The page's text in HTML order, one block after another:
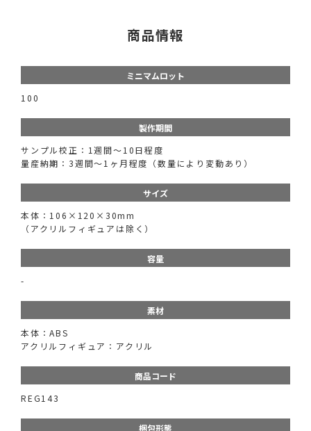
商品情報
ミニマムロット
100
製作期間
サンプル校正：1週間〜10日程度
量産納期：3週間〜1ヶ月程度（数量により変動あり）
サイズ
本体：106×120×30mm
（アクリルフィギュアは除く）
容量
-
素材
本体：ABS
アクリルフィギュア：アクリル
商品コード
REG143
梱包形態